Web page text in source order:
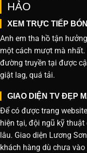
HẢO
XEM TRỰC TIẾP
Anh em tha hồ tận
một cách mượt mà
đường truyền tại được
giật lag, quá tải.
GIAO DIỆN TV ĐẸP
Để có được trang
hiện tại, đội ngũ kỹ
lâu. Giao diện Lương
khách hàng dù chưa